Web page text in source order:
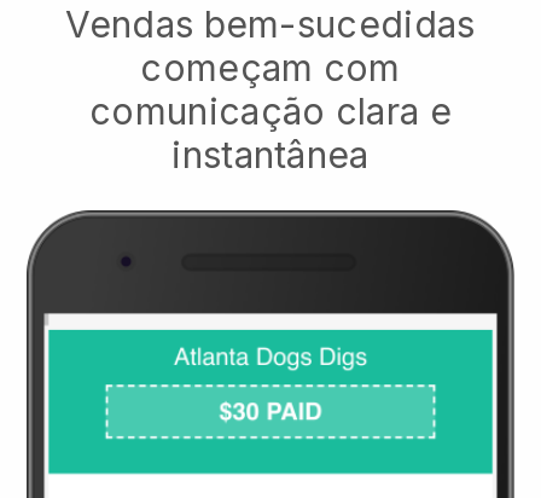
Vendas bem-sucedidas
começam com
comunicação clara e
instantânea